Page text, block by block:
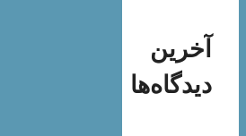
آخرین
دیدگاه‌ها